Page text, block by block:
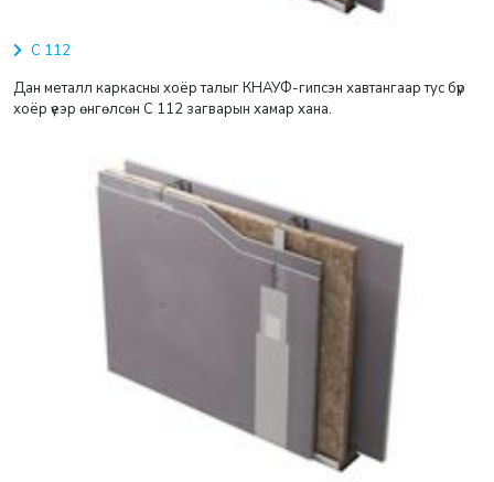
С 112
Дан металл каркасны хоёр талыг КНАУФ-гипсэн хавтангаар тус бүр
хоёр үеэр өнгөлсөн С 112 загварын хамар хана.